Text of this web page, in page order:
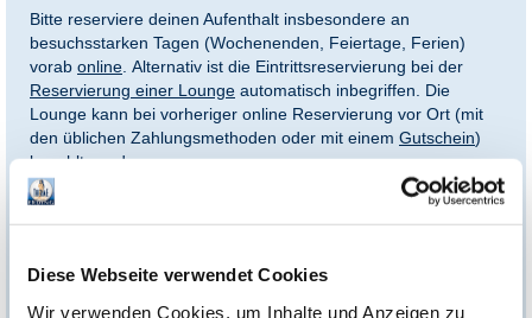
Diese Webseite verwendet Cookies
Wir verwenden Cookies, um Inhalte und Anzeigen zu
Bitte reserviere deinen Aufenthalt insbesondere an
besuchsstarken Tagen (Wochenenden, Feiertage, Ferien)
vorab online. Alternativ ist die Eintrittsreservierung bei der
Reservierung einer Lounge automatisch inbegriffen. Die
Lounge kann bei vorheriger online Reservierung vor Ort (mit
den üblichen Zahlungsmethoden oder mit einem Gutschein)
bezahlt werden.
Einlösebedingungen:
An einem Wochentag ohne Zuschlag (Informationen über